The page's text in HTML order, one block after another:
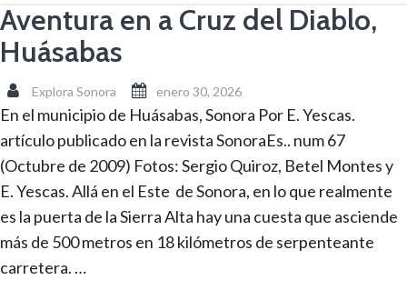
Aventura en a Cruz del Diablo,
Huásabas
Explora Sonora enero 30, 2026
En el municipio de Huásabas, Sonora Por E. Yescas.
artículo publicado en la revista SonoraEs.. num 67
(Octubre de 2009) Fotos: Sergio Quiroz, Betel Montes y
E. Yescas. Allá en el Este de Sonora, en lo que realmente
es la puerta de la Sierra Alta hay una cuesta que asciende
más de 500 metros en 18 kilómetros de serpenteante
carretera. …